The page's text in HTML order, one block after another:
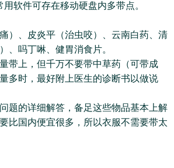
软件可存在移动硬盘内多带点。
、皮炎平（治虫咬）、云南白药、清
、吗丁啉、健胃消食片。
上，但千万不要带中草药（可带成
多时，最好附上医生的诊断书以做说
的详细解答，备足这些物品基本上解
比国内便宜很多，所以衣服不需要带太